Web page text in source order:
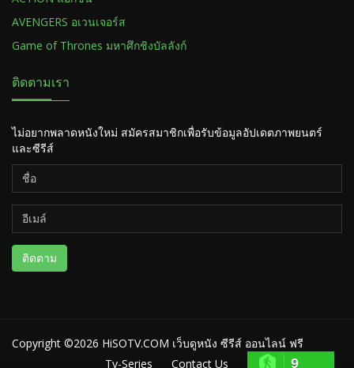
AVENGERS อเวนเจอร์ส
Game of Thrones มหาศึกชิงบัลลังก์
ติดตามเรา
ไม่อยากพลาดหนังใหม่ สมัครสมาชิกเพื่อรับข้อมูลอัปเดตภาพยนตร์
และซีรีส์
ติดตาม
Copyright ©2026 HiSOTV.COM เว็บดูหนัง ซีรีส์ ออนไลน์ ฟรี
Tv-Series
Contact Us 9